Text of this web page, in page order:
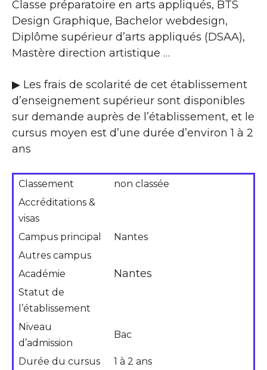
Classe préparatoire en arts appliqués, BTS
Design Graphique, Bachelor webdesign,
Diplôme supérieur d’arts appliqués (DSAA),
Mastère direction artistique …
▶ Les frais de scolarité de cet établissement
d’enseignement supérieur sont disponibles
sur demande auprès de l’établissement, et le
cursus moyen est d’une durée d’environ 1 à 2
ans
Classement
non classée
Accréditations &
visas
Campus principal
Nantes
Autres campus
Académie
Nantes
Statut de
l’établissement
Niveau
d’admission
Bac
Durée du cursus
1 à 2 ans